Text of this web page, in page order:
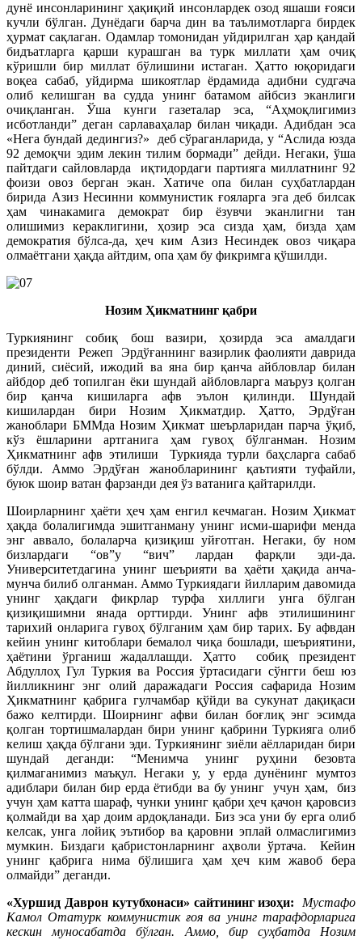
дунё инсонларининг ҳақиқий инсонлардек озод яшаши ғояси
кучли бўлган. Дунёдаги барча дин ва таълимотларга бирдек
ҳурмат сақлаган. Одамлар томонидан уйдирилган ҳар қандай
бидъатларга қарши курашган ва турк миллати ҳам очиқ
кўришли бир миллат бўлишини истаган. Ҳатто юқоридаги
воқеа сабаб, уйдирма шикоятлар ёрдамида адибни судгача
олиб келишган ва судда унинг батамом айбсиз эканлиги
очиқланган. Ўша кунги газеталар эса, “Аҳмоқлигимиз
исботланди” деган сарлаваҳалар билан чиқади. Адибдан эса
«Нега бундай дедингиз?» деб сўраганларида, у “Аслида юзда
92 демоқчи эдим лекин тилим бормади” дейди. Негаки, ўша
пайтдаги сайловларда иқтидордаги партияга миллатнинг 92
фоизи овоз берган экан. Хатиче опа билан суҳбатлардан
бирида Азиз Несинни коммунистик ғояларга эга деб билсак
ҳам чинакамига демократ бир ёзувчи эканлигни тан
олишимиз кераклигини, ҳозир эса сизда ҳам, бизда ҳам
демократия бўлса-да, ҳеч ким Азиз Несиндек овоз чиқара
олмаётгани ҳақда айтдим, опа ҳам бу фикримга қўшилди.
Нозим Ҳикматнинг қабри
Туркиянинг собиқ бош вазири, ҳозирда эса амалдаги
президенти Режеп Эрдўғаннинг вазирлик фаолияти даврида
диний, сиёсий, ижодий ва яна бир қанча айбловлар билан
айбдор деб топилган ёки шундай айбловларга маъруз қолган
бир қанча кишиларга афв эълон қилинди. Шундай
кишилардан бири Нозим Ҳикматдир. Ҳатто, Эрдўған
жаноблари БММда Нозим Ҳикмат шеърларидан парча ўқиб,
кўз ёшларини артганига ҳам гувоҳ бўлганман. Нозим
Ҳикматнинг афв этилиши Туркияда турли баҳсларга сабаб
бўлди. Аммо Эрдўған жанобларининг қаътияти туфайли,
буюк шоир ватан фарзанди дея ўз ватанига қайтарилди.
Шоирларнинг ҳаёти ҳеч ҳам енгил кечмаган. Нозим Ҳикмат
ҳақда болалигимда эшитганману унинг исми-шарифи менда
энг аввало, болаларча қизиқиш уйғотган. Негаки, бу ном
бизлардаги “ов”у “вич” лардан фарқли эди-да.
Университетдагина унинг шеърияти ва ҳаёти ҳақида анча-
мунча билиб олганман. Аммо Туркиядаги йилларим давомида
унинг ҳақдаги фикрлар турфа хиллиги унга бўлган
қизиқишимни янада орттирди. Унинг афв этилишининг
тарихий онларига гувоҳ бўлганим ҳам бир тарих. Бу афвдан
кейин унинг китоблари бемалол чиқа бошлади, шеъриятини,
ҳаётини ўрганиш жадаллашди. Ҳатто собиқ президент
Абдуллоҳ Гул Туркия ва Россия ўртасидаги сўнгги беш юз
йилликнинг энг олий даражадаги Россия сафарида Нозим
Ҳикматнинг қабрига гулчамбар қўйди ва сукунат дақиқаси
бажо келтирди. Шоирнинг афви билан боғлиқ энг эсимда
қолган тортишмалардан бири унинг қабрини Туркияга олиб
келиш ҳақда бўлгани эди. Туркиянинг зиёли аёлларидан бири
шундай деганди: “Менимча унинг руҳини безовта
қилмаганимиз маъқул. Негаки у, у ерда дунёнинг мумтоз
адиблари билан бир ерда ётибди ва бу унинг учун ҳам, биз
учун ҳам катта шараф, чунки унинг қабри ҳеч қачон қаровсиз
қолмайди ва ҳар доим ардоқланади. Биз эса уни бу ерга олиб
келсак, унга лойиқ эътибор ва қаровни эплай олмаслигимиз
мумкин. Биздаги қабристонларнинг аҳволи ўртача. Кейин
унинг қабрига нима бўлишига ҳам ҳеч ким жавоб бера
олмайди” деганди.
«Хуршид Даврон кутубхонаси» сайтининг изоҳи:
Мустафо
Камол Отатурк коммунистик ғоя ва унинг тарафдорларига
кескин муносабатда бўлган. Аммо, бир суҳбатда Нозим